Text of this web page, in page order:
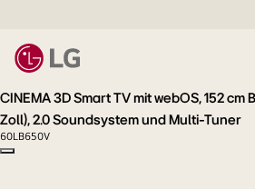
CINEMA 3D Smart TV mit webOS, 152
Zoll), 2.0 Soundsystem und Multi-Tuner
60LB650V
Copy model name